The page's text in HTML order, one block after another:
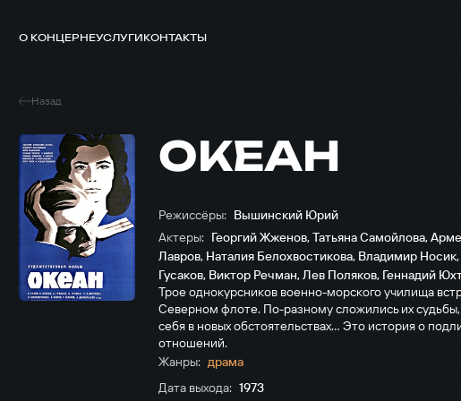
О КОНЦЕРНЕУСЛУГИКОНТАКТЫ
Назад
ОКЕАН
Режиссёры: Вышинский Юрий
Актеры: Георгий Жженов,Татьяна Самойлова,
Лавров, Наталия Белохвостикова, Владимир Носик,
Гусаков, Виктор Речман,Лев Поляков, Геннадий
Трое однокурсников военно-морского училища
Северном флоте. По-разному сложились их
себя в новых обстоятельствах... Это история о
отношений.
Жанры: драма
Дата выхода: 1973